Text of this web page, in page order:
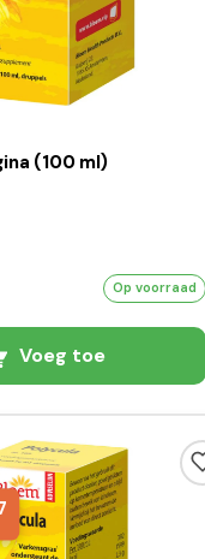
(100 ml)
Op voorraad
Voeg toe